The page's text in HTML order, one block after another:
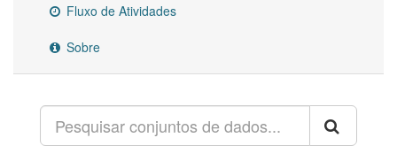
Fluxo de Atividades
Sobre